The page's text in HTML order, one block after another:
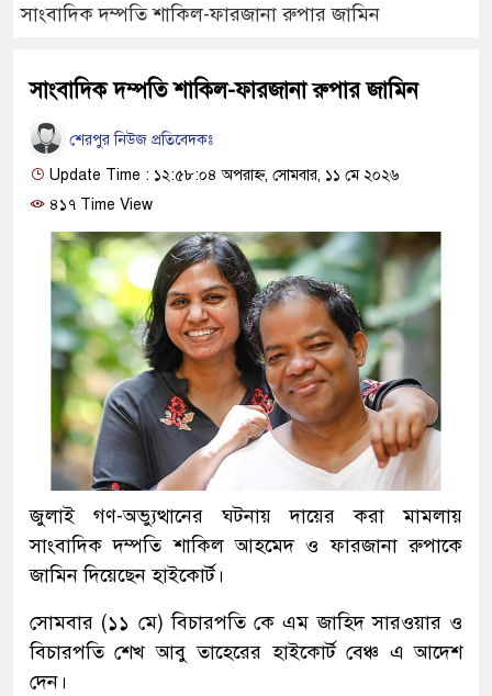
সাংবাদিক দম্পতি শাকিল-ফারজানা রুপার জামিন
সাংবাদিক দম্পতি শাকিল-ফারজানা রুপার জামিন
শেরপুর নিউজ প্রতিবেদকঃ
Update Time : ১২:৫৮:০৪ অপরাহ্ন, সোমবার, ১১ মে ২০২৬
৪১৭ Time View
জুলাই গণ-অভ্যুত্থানের ঘটনায় দায়ের করা মামলায়
সাংবাদিক দম্পতি শাকিল আহমেদ ও ফারজানা রুপাকে
জামিন দিয়েছেন হাইকোর্ট।
সোমবার (১১ মে) বিচারপতি কে এম জাহিদ সারওয়ার ও
বিচারপতি শেখ আবু তাহেরের হাইকোর্ট বেঞ্চ এ আদেশ
দেন।